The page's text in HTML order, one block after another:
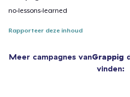
no-lessons-learned
Rapporteer deze inhoud
Meer campagnes vanGrappig
vinden: